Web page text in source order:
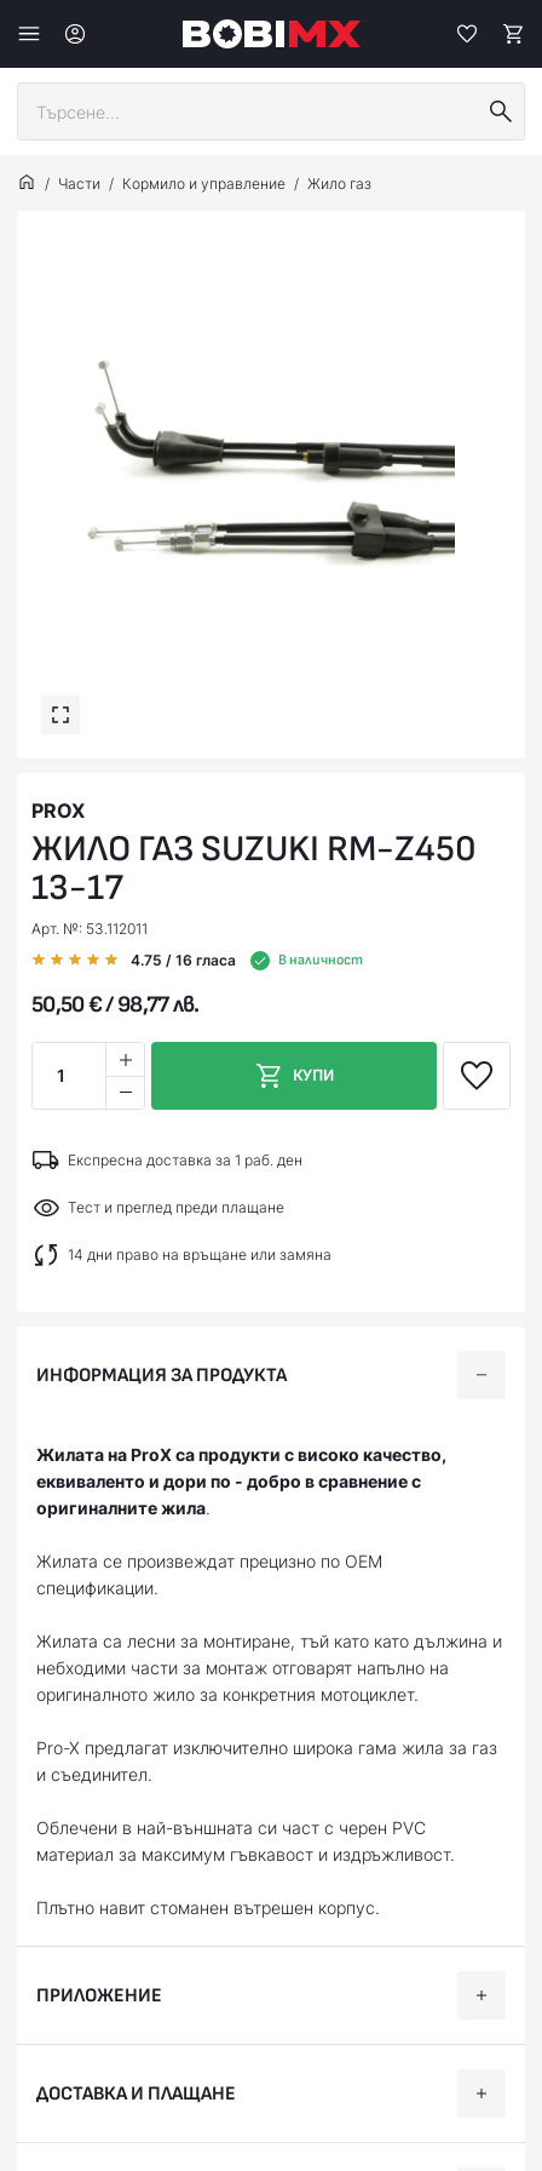
Части Кормило и управление Жило газ
PROX
ЖИЛО ГАЗ SUZUKI RM-Z450
13-17
Арт. №: 53.112011
4.75 / 16 гласа В наличност
50,50 € / 98,77 лв.
1 КУПИ
Експресна доставка за 1 раб. ден
Тест и преглед преди плащане
14 дни право на връщане или замяна
ИНФОРМАЦИЯ ЗА ПРОДУКТА
Жилата на ProX са продукти с високо качество,
еквиваленто и дори по - добро в сравнение с
оригиналните жила.
Жилата се произвеждат прецизно по OEM
спецификации.
Жилата са лесни за монтиране, тъй като като дължина и
небходими части за монтаж отговарят напълно на
оригиналното жило за конкретния мотоциклет.
Pro-X предлагат изключително широка гама жила за газ
и съединител.
Облечени в най-външната си част с черен PVC
материал за максимум гъвкавост и издръжливост.
Плътно навит стоманен вътрешен корпус.
ПРИЛОЖЕНИЕ
Категория Марка
ДОСТАВКА И ПЛАЩАНЕ